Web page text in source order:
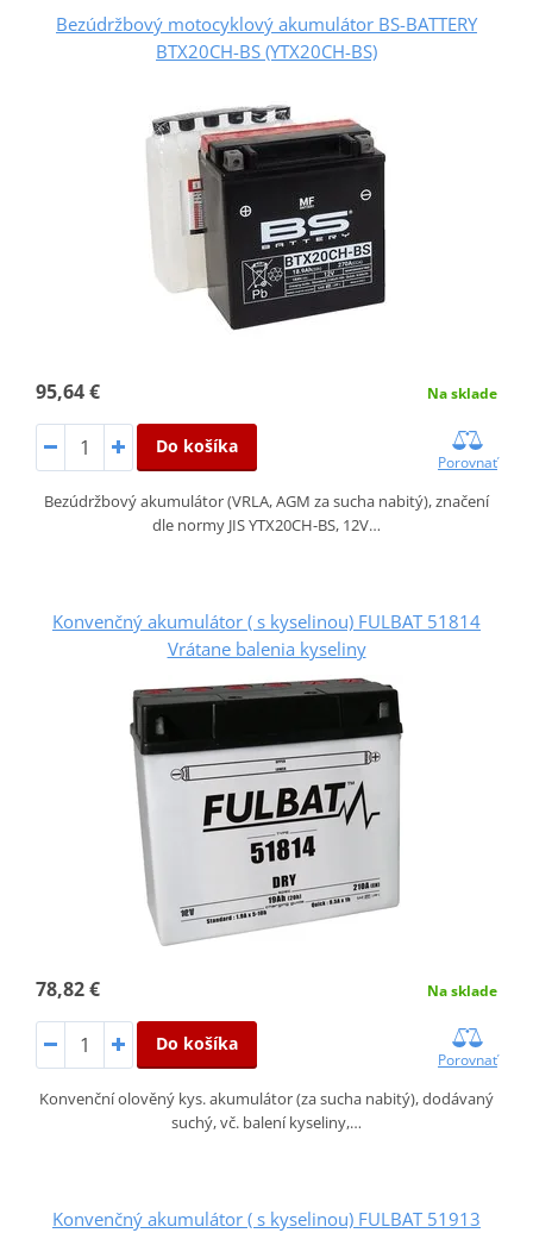
Bezúdržbový motocyklový akumulátor BS-BATTERY
BTX20CH-BS (YTX20CH-BS)
95,64 € Na sklade
Do košíka
Porovnať
Bezúdržbový akumulátor (VRLA, AGM za sucha nabitý), značení
dle normy JIS YTX20CH-BS, 12V…
Konvenčný akumulátor ( s kyselinou) FULBAT 51814
Vrátane balenia kyseliny
78,82 € Na sklade
Do košíka
Porovnať
Konvenční olověný kys. akumulátor (za sucha nabitý), dodávaný
suchý, vč. balení kyseliny,…
Konvenčný akumulátor ( s kyselinou) FULBAT 51913